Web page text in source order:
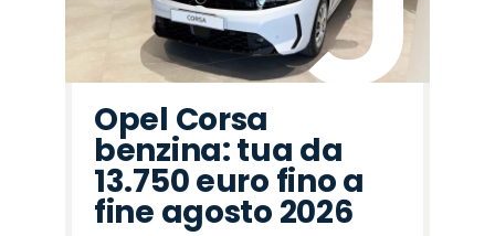
Opel Corsa
benzina: tua da
13.750 euro fino a
fine agosto 2026